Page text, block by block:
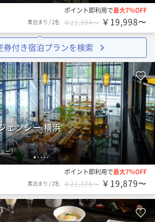
ポイント即利用で最大7％OFF
素泊まり /2名 ￥21,504〜 ￥19,998〜
券付き宿泊プランを検索
12345
ェンシー 横浜
ー）
ポイント即利用で最大7％OFF
素泊まり /2名 ￥21,376〜 ￥19,879〜